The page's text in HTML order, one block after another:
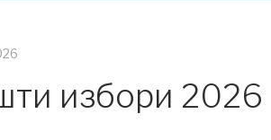
избори 2026